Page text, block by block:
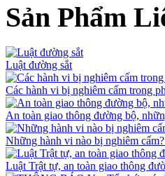
Sản Phẩm
Luật đường sắt
Các hành vi bị nghiêm cấm trong
An toàn giao thông đường bộ,
Những hành vi nào bị nghiêm
Luật Trật tự, an toàn giao thông